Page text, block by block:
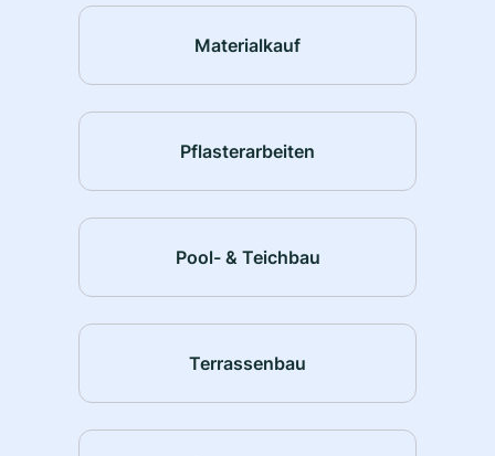
Materialkauf
Pflasterarbeiten
Pool- & Teichbau
Terrassenbau